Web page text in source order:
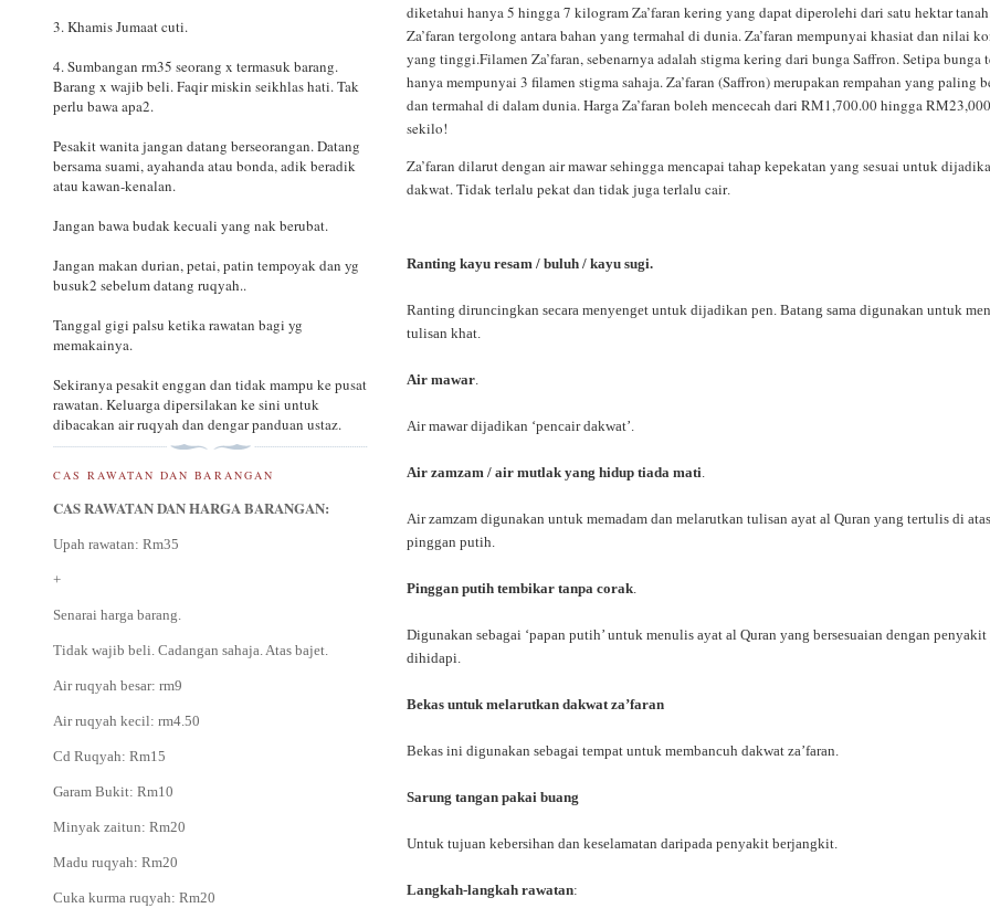
diketahui hanya 5 hingga 7 kilogram Za’faran kering yang dapat diperolehi dari satu hektar tanah.
Za’faran tergolong antara bahan yang termahal di dunia. Za’faran mempunyai khasiat dan nilai
yang tinggi.Filamen Za’faran, sebenarnya adalah stigma kering dari bunga Saffron. Setipa bunga
hanya mempunyai 3 filamen stigma sahaja. Za’faran (Saffron) merupakan rempahan yang paling
dan termahal di dalam dunia. Harga Za’faran boleh mencecah dari RM1,700.00 hingga
sekilo!
Za’faran dilarut dengan air mawar sehingga mencapai tahap kepekatan yang sesuai untuk
dakwat. Tidak terlalu pekat dan tidak juga terlalu cair.
Ranting kayu resam / buluh / kayu sugi.
Ranting diruncingkan secara menyenget untuk dijadikan pen. Batang sama digunakan untuk
tulisan khat.
Air mawar
Air mawar dijadikan ‘pencair dakwat’.
Air zamzam / air mutlak yang hidup tiada mati
Air zamzam digunakan untuk memadam dan melarutkan tulisan ayat al Quran yang tertulis di atas
pinggan putih.
Pinggan putih tembikar tanpa corak
Digunakan sebagai ‘papan putih’ untuk menulis ayat al Quran yang bersesuaian dengan penyakit
dihidapi.
Bekas untuk melarutkan dakwat za’faran
Bekas ini digunakan sebagai tempat untuk membancuh dakwat za’faran.
Sarung tangan pakai buang
Untuk tujuan kebersihan dan keselamatan daripada penyakit berjangkit.
Langkah-langkah rawatan:
3. Khamis Jumaat cuti.
4. Sumbangan rm35 seorang x termasuk barang.
Barang x wajib beli. Faqir miskin seikhlas hati. Tak
perlu bawa apa2.
Pesakit wanita jangan datang berseorangan. Datang
bersama suami, ayahanda atau bonda, adik beradik
atau kawan-kenalan.
Jangan bawa budak kecuali yang nak berubat.
Jangan makan durian, petai, patin tempoyak dan yg
busuk2 sebelum datang ruqyah..
Tanggal gigi palsu ketika rawatan bagi yg
memakainya.
Sekiranya pesakit enggan dan tidak mampu ke pusat
rawatan. Keluarga dipersilakan ke sini untuk
dibacakan air ruqyah dan dengar panduan ustaz.
CAS RAWATAN DAN BARANGAN
CAS RAWATAN DAN HARGA BARANGAN:
Upah rawatan: Rm35
+
Senarai harga barang.
Tidak wajib beli. Cadangan sahaja. Atas bajet.
Air ruqyah besar: rm9
Air ruqyah kecil: rm4.50
Cd Ruqyah: Rm15
Garam Bukit: Rm10
Minyak zaitun: Rm20
Madu ruqyah: Rm20
Cuka kurma ruqyah: Rm20